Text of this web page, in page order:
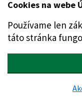
Preskočiť na hlavný
Cookies na webe
Používame len
táto stránka